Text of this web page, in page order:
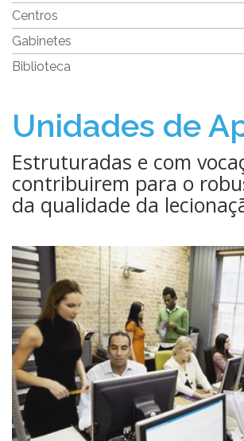
Centros
Gabinetes
Biblioteca
Unidades de
Estruturadas e com
contribuirem para o
da qualidade da